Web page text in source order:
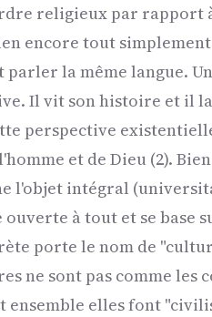
religieux par rapport
encore tout
la même langue.
Il vit son histoire et il
perspective
et de Dieu (2).
l'objet intégral
à tout et se base
porte le nom de
ne sont pas comme les
ensemble elles font